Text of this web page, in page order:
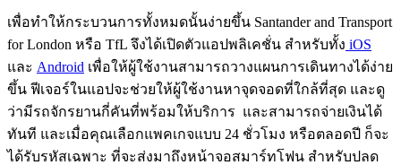
เพื่อทำให้กระบวนการทั้งหมดนั้นง่ายขึ้น Santander and Transport
for London หรือ TfL จึงได้เปิดตัวแอปพลิเคชั่น สำหรับทั้ง iOS
และ Android เพื่อให้ผู้ใช้งานสามารถวางแผนการเดินทางได้ง่าย
ขึ้น ฟีเจอร์ในแอปจะช่วยให้ผู้ใช้งานหาจุดจอดที่ใกล้ที่สุด และดู
ว่ามีรถจักรยานกี่คันที่พร้อมให้บริการ และสามารถจ่ายเงินได้
ทันที และเมื่อคุณเลือกแพคเกจแบบ 24 ชั่วโมง หรือตลอดปี ก็จะ
ได้รับรหัสเฉพาะ ที่จะส่งมาถึงหน้าจอสมาร์ทโฟน สำหรับปลด